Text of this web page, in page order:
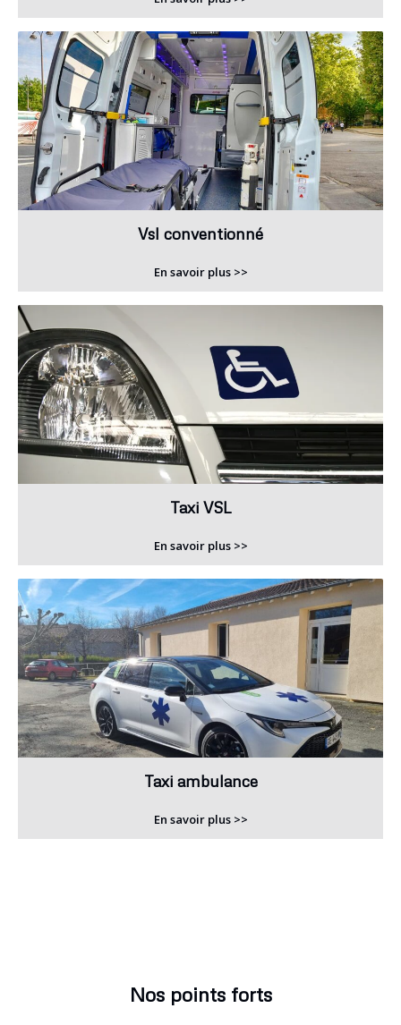
Vsl conventionné
En savoir plus >>
Taxi VSL
En savoir plus >>
Taxi ambulance
En savoir plus >>
Nos points forts